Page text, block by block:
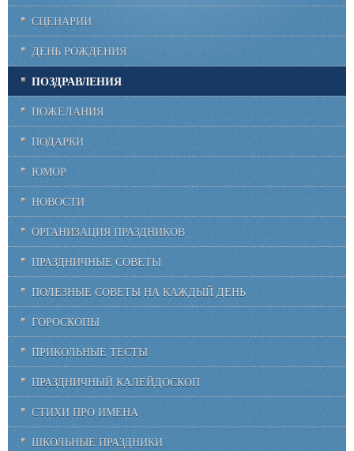
СЦЕНАРИИ
ДЕНЬ РОЖДЕНИЯ
ПОЗДРАВЛЕНИЯ
ПОЖЕЛАНИЯ
ПОДАРКИ
ЮМОР
НОВОСТИ
ОРГАНИЗАЦИЯ ПРАЗДНИКОВ
ПРАЗДНИЧНЫЕ СОВЕТЫ
ПОЛЕЗНЫЕ СОВЕТЫ НА КАЖДЫЙ ДЕНЬ
ГОРОСКОПЫ
ПРИКОЛЬНЫЕ ТЕСТЫ
ПРАЗДНИЧНЫЙ КАЛЕЙДОСКОП
СТИХИ ПРО ИМЕНА
ШКОЛЬНЫЕ ПРАЗДНИКИ